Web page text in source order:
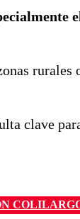
rurales
clave